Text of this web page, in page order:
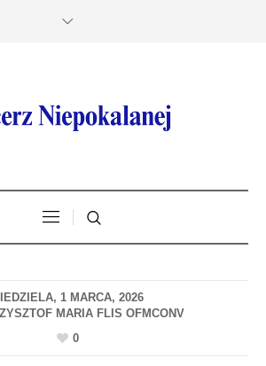
1 MARCA, 2026
0